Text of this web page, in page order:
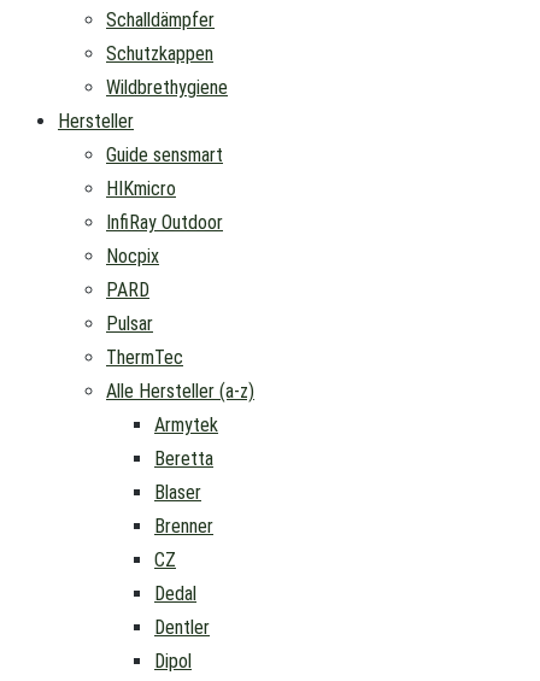
Schalldämpfer
Schutzkappen
Wildbrethygiene
Hersteller
Guide sensmart
HIKmicro
InfiRay Outdoor
Nocpix
PARD
Pulsar
ThermTec
Alle Hersteller (a-z)
Armytek
Beretta
Blaser
Brenner
CZ
Dedal
Dentler
Dipol